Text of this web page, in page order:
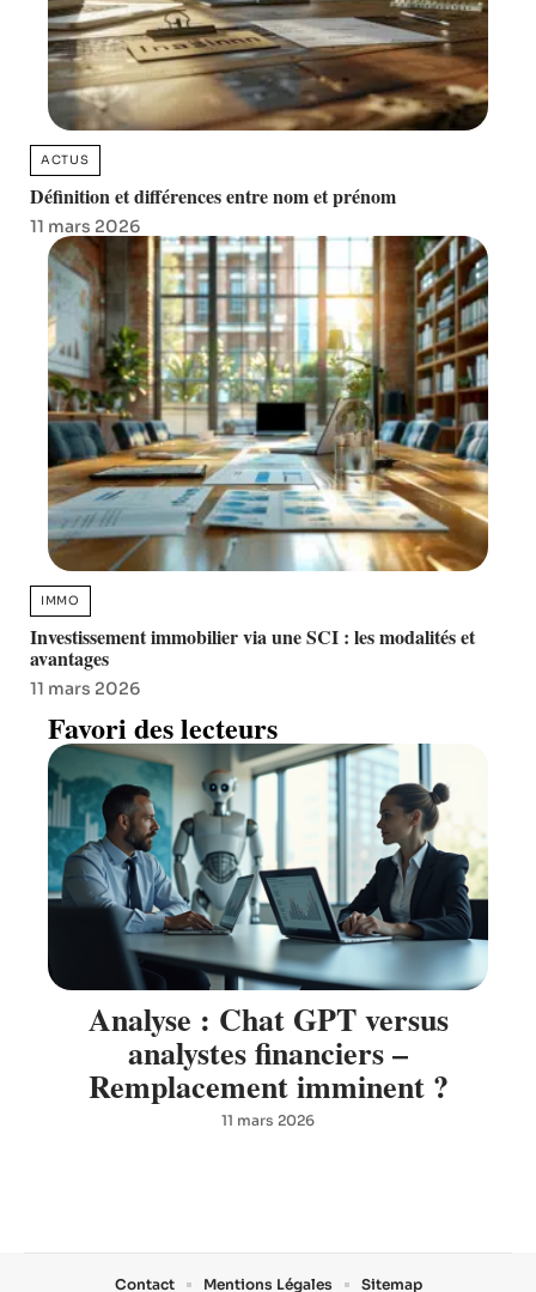
ACTUS
Définition et différences entre nom et prénom
11 mars 2026
IMMO
Investissement immobilier via une SCI : les modalités et
avantages
11 mars 2026
Favori des lecteurs
Analyse : Chat GPT versus
analystes financiers –
Remplacement imminent ?
11 mars 2026
Contact Mentions Légales Sitemap